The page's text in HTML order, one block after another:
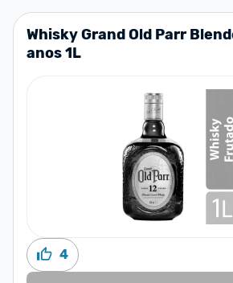
Whisky Grand Old Parr
anos 1L
4